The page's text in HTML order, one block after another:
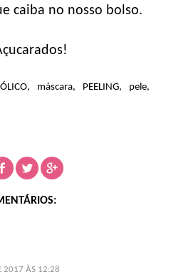
caiba no nosso bolso.
, máscara, PEELING, pele,
2017 ÀS 12:28